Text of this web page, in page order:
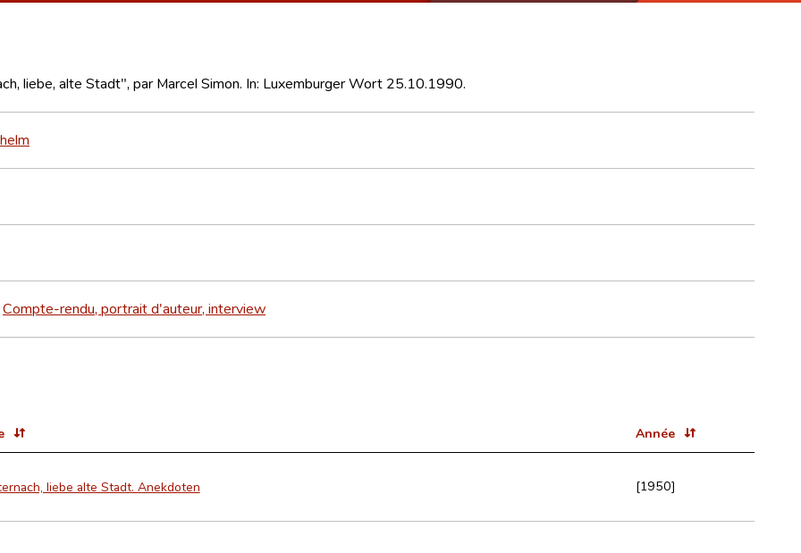
liebe, alte Stadt", par Marcel Simon. In: Luxemburger Wort 25.10.1990.
Compte-rendu, portrait d'auteur, interview
Année
liebe alte Stadt. Anekdoten [1950]